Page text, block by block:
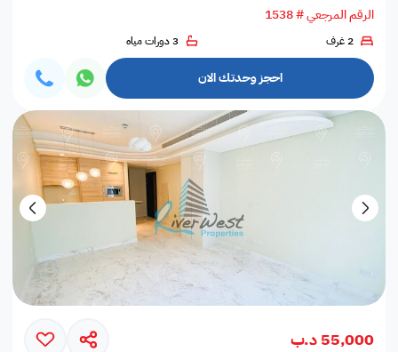
الرقم المرجعي # 1538
2 غرف 3 دورات مياه
احجز وحدتك الان
55,000 د.ب